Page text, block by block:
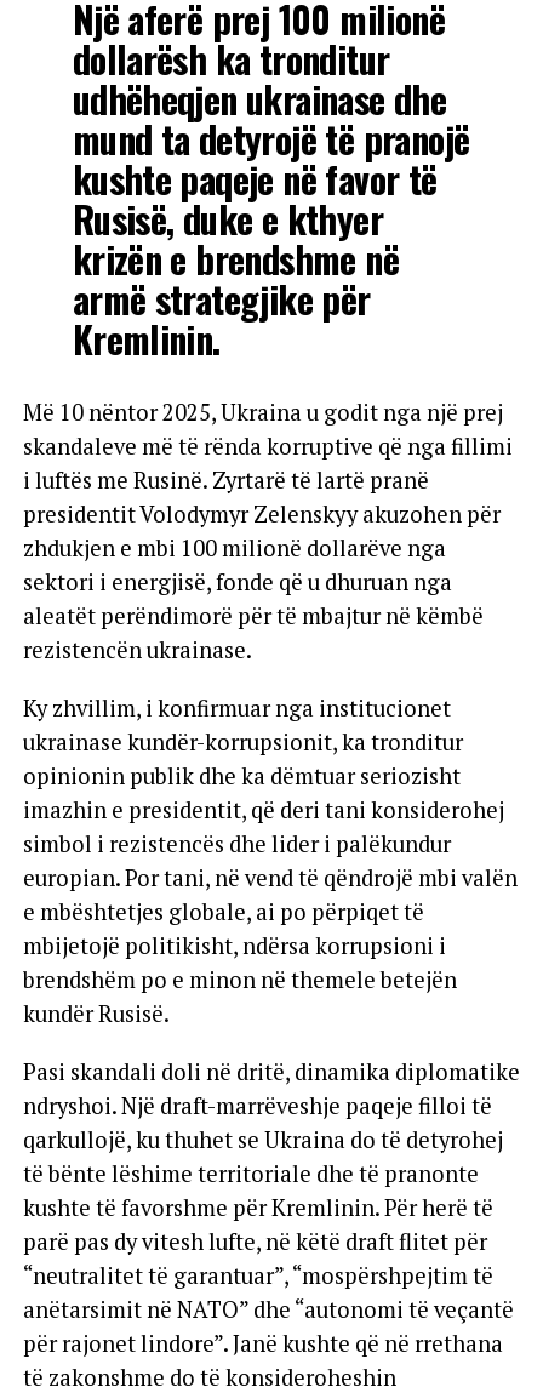
Një aferë prej 100 milionë
dollarësh ka tronditur
udhëheqjen ukrainase dhe
mund ta detyrojë të pranojë
kushte paqeje në favor të
Rusisë, duke e kthyer
krizën e brendshme në
armë strategjike për
Kremlinin.
Më 10 nëntor 2025, Ukraina u godit nga një prej
skandaleve më të rënda korruptive që nga fillimi
i luftës me Rusinë. Zyrtarë të lartë pranë
presidentit Volodymyr Zelenskyy akuzohen për
zhdukjen e mbi 100 milionë dollarëve nga
sektori i energjisë, fonde që u dhuruan nga
aleatët perëndimorë për të mbajtur në këmbë
rezistencën ukrainase.
Ky zhvillim, i konfirmuar nga institucionet
ukrainase kundër-korrupsionit, ka tronditur
opinionin publik dhe ka dëmtuar seriozisht
imazhin e presidentit, që deri tani konsiderohej
simbol i rezistencës dhe lider i palëkundur
europian. Por tani, në vend të qëndrojë mbi valën
e mbështetjes globale, ai po përpiqet të
mbijetojë politikisht, ndërsa korrupsioni i
brendshëm po e minon në themele betejën
kundër Rusisë.
Pasi skandali doli në dritë, dinamika diplomatike
ndryshoi. Një draft-marrëveshje paqeje filloi të
qarkullojë, ku thuhet se Ukraina do të detyrohej
të bënte lëshime territoriale dhe të pranonte
kushte të favorshme për Kremlinin. Për herë të
parë pas dy vitesh lufte, në këtë draft flitet për
“neutralitet të garantuar”, “mospërshpejtim të
anëtarsimit në NATO” dhe “autonomi të veçantë
për rajonet lindore”. Janë kushte që në rrethana
të zakonshme do të konsideroheshin